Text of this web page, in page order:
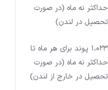
حداکثر نه ماه (در صورت
تحصیل در لندن)
1،023 پوند برای هر ماه تا
حداکثر نه ماه (در صورت
تحصیل در خارج از لندن)